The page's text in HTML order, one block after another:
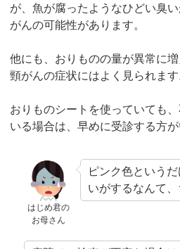
が、魚が腐ったようなひどい臭
がんの可能性があります。
他にも、おりものの量が異常に
頸がんの症状にはよく見られます
おりものシートを使っていても
いる場合は、早めに受診する方が
はじめ君の
お母さん
ピンク色という
いがするなんて、